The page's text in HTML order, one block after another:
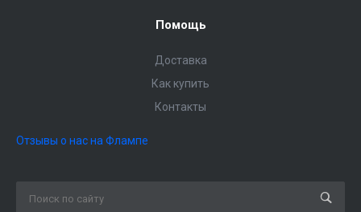
Помощь
Доставка
Как купить
Контакты
Отзывы о нас на Флампе